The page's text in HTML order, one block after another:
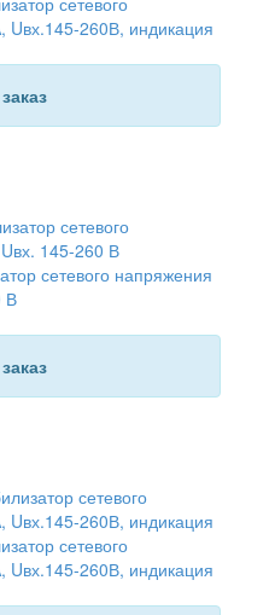
260В, индикация
сетевого напряжения
В
сетевого
260В, индикация